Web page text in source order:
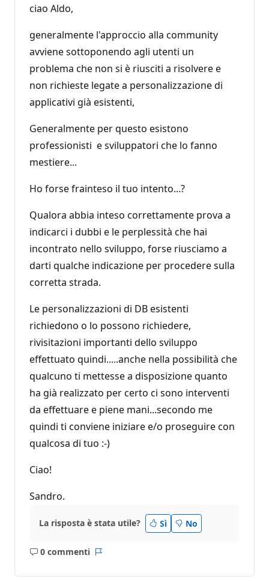
ciao Aldo,
generalmente l'approccio alla community
avviene sottoponendo agli utenti un
problema che non si è riusciti a risolvere e
non richieste legate a personalizzazione di
applicativi già esistenti,
Generalmente per questo esistono
professionisti e sviluppatori che lo fanno
mestiere...
Ho forse frainteso il tuo intento...?
Qualora abbia inteso correttamente prova a
indicarci i dubbi e le perplessità che hai
incontrato nello sviluppo, forse riusciamo a
darti qualche indicazione per procedere sulla
corretta strada.
Le personalizzazioni di DB esistenti
richiedono o lo possono richiedere,
rivisitazioni importanti dello sviluppo
effettuato quindi.....anche nella possibilità che
qualcuno ti mettesse a disposizione quanto
ha già realizzato per certo ci sono interventi
da effettuare e piene mani...secondo me
quindi ti conviene iniziare e/o proseguire con
qualcosa di tuo :-)
Ciao!
Sandro.
La risposta è stata utile? Sì No
0 commenti
Nessun